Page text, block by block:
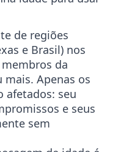
de regiões
e Brasil) nos
da
Apenas os
afetados: seu
e seus
sem